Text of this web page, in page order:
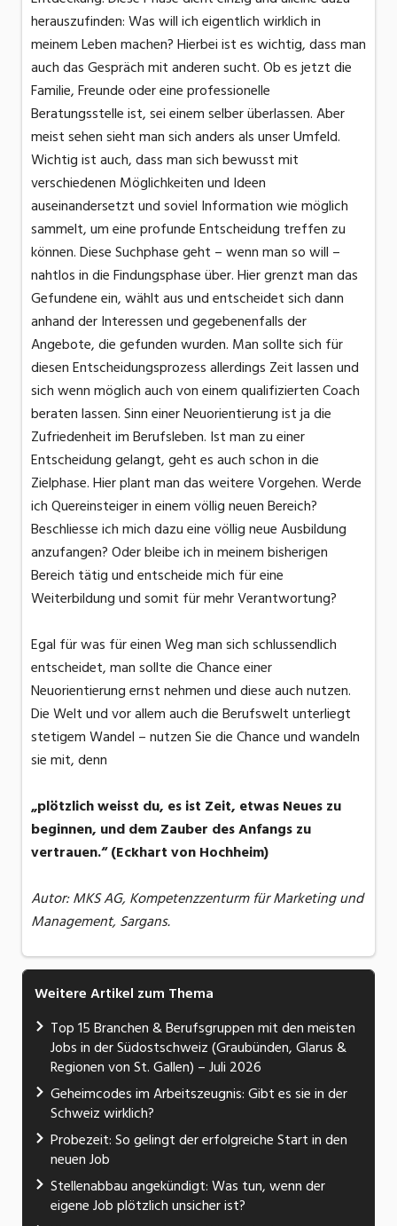
herauszufinden: Was will ich eigentlich wirklich in
meinem Leben machen? Hierbei ist es wichtig, dass man
auch das Gespräch mit anderen sucht. Ob es jetzt die
Familie, Freunde oder eine professionelle
Beratungsstelle ist, sei einem selber überlassen. Aber
meist sehen sieht man sich anders als unser Umfeld.
Wichtig ist auch, dass man sich bewusst mit
verschiedenen Möglichkeiten und Ideen
auseinandersetzt und soviel Information wie möglich
sammelt, um eine profunde Entscheidung treffen zu
können. Diese Suchphase geht – wenn man so will –
nahtlos in die Findungsphase über. Hier grenzt man das
Gefundene ein, wählt aus und entscheidet sich dann
anhand der Interessen und gegebenenfalls der
Angebote, die gefunden wurden. Man sollte sich für
diesen Entscheidungsprozess allerdings Zeit lassen und
sich wenn möglich auch von einem qualifizierten Coach
beraten lassen. Sinn einer Neuorientierung ist ja die
Zufriedenheit im Berufsleben. Ist man zu einer
Entscheidung gelangt, geht es auch schon in die
Zielphase. Hier plant man das weitere Vorgehen. Werde
ich Quereinsteiger in einem völlig neuen Bereich?
Beschliesse ich mich dazu eine völlig neue Ausbildung
anzufangen? Oder bleibe ich in meinem bisherigen
Bereich tätig und entscheide mich für eine
Weiterbildung und somit für mehr Verantwortung?
Egal für was für einen Weg man sich schlussendlich
entscheidet, man sollte die Chance einer
Neuorientierung ernst nehmen und diese auch nutzen.
Die Welt und vor allem auch die Berufswelt unterliegt
stetigem Wandel – nutzen Sie die Chance und wandeln
sie mit, denn
„plötzlich weisst du, es ist Zeit, etwas Neues zu
beginnen, und dem Zauber des Anfangs zu
vertrauen.“ (Eckhart von Hochheim)
Autor: MKS AG, Kompetenzzenturm für Marketing und
Management, Sargans.
Weitere Artikel zum Thema
Top 15 Branchen & Berufsgruppen mit den meisten
Jobs in der Südostschweiz (Graubünden, Glarus &
Regionen von St. Gallen) – Juli 2026
Geheimcodes im Arbeitszeugnis: Gibt es sie in der
Schweiz wirklich?
Probezeit: So gelingt der erfolgreiche Start in den
neuen Job
Stellenabbau angekündigt: Was tun, wenn der
eigene Job plötzlich unsicher ist?